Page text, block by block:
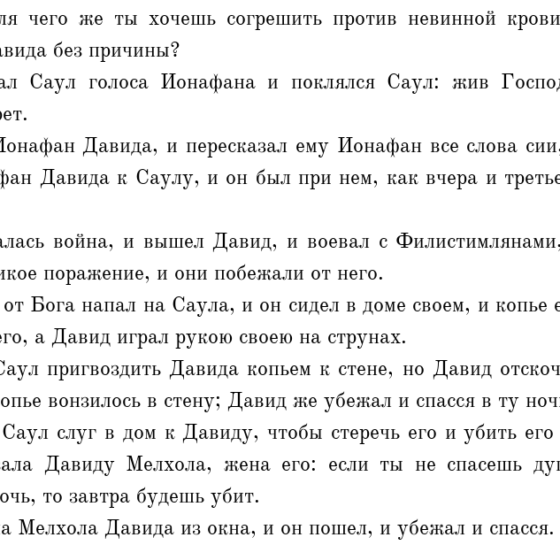
чего же ты хочешь согрешить против невинной
без причины?
Саул голоса Ионафана и поклялся Саул: жив
Давида, и пересказал ему Ионафан все слова
Давида к Саулу, и он был при нем, как вчера и
война, и вышел Давид, и воевал с
поражение, и они побежали от него.
Бога напал на Саула, и он сидел в доме своем, и копье
а Давид играл рукою своею на струнах.
пригвоздить Давида копьем к стене, но Давид
вонзилось в стену; Давид же убежал и спасся в ту
слуг в дом к Давиду, чтобы стеречь его и убить его
Давиду Мелхола, жена его: если ты не спасешь
то завтра будешь убит.
Мелхола Давида из окна, и он пошел, и убежал и спасся.